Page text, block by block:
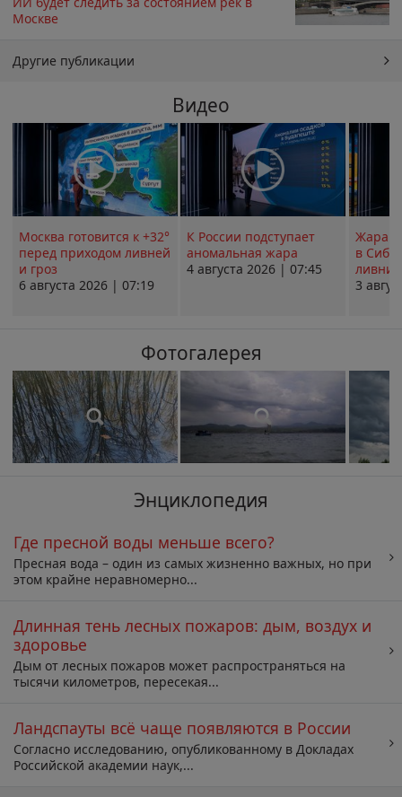
Москве
Другие публикации
Видео
Москва готовится к +32°
перед приходом ливней
и гроз
6 августа 2026 | 07:19
К России подступает
аномальная жара
4 августа 2026 | 07:45
Жара в
в
ливни
3
Фотогалерея
Энциклопедия
Где пресной воды меньше всего?
Пресная вода – один из самых жизненно важных, но при
этом крайне неравномерно...
Длинная тень лесных пожаров: дым, воздух и
здоровье
Дым от лесных пожаров может распространяться на
тысячи километров, пересекая...
Ландспауты всё чаще появляются в России
Согласно исследованию, опубликованному в Докладах
Российской академии наук,...